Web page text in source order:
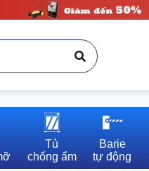
Tủ
chống ẩm
Barie
tự động